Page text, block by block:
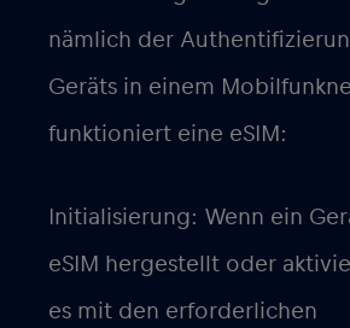
nämlich der
Geräts in einem
funktioniert eine eSIM:
Initialisierung: Wenn ein
eSIM hergestellt oder
es mit den erforderlichen